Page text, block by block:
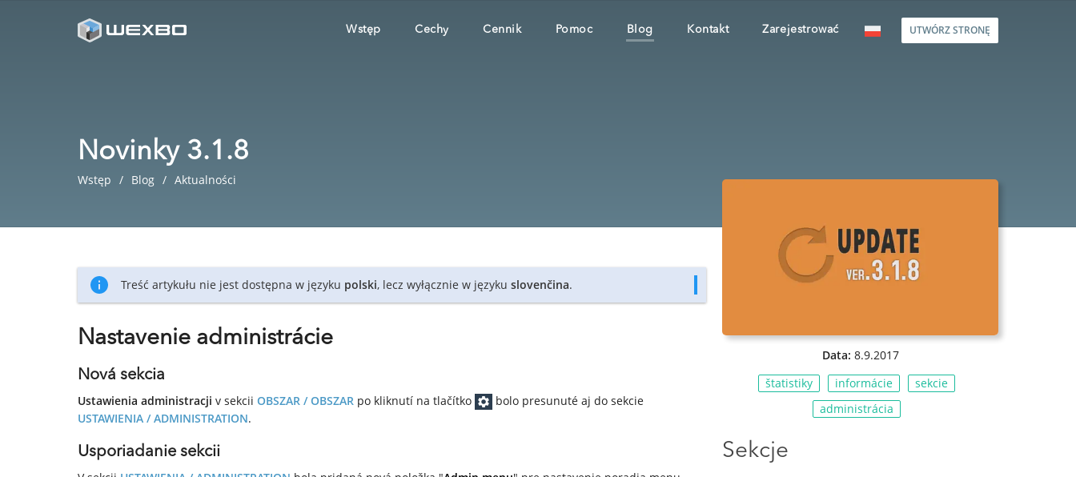
Wstęp Cechy Cennik Pomoc Blog Kontakt Zarejestrować UTWÓRZ STRONĘ
Novinky 3.1.8
Wstęp Blog Aktualności
Treść artykułu nie jest dostępna w języku polski, lecz wyłącznie w języku slovenčina.
Nastavenie administrácie
Nová sekcia
Ustawienia administracji v sekcii OBSZAR / OBSZAR po kliknutí na tlačítko
bolo presunuté aj do sekcie
USTAWIENIA / ADMINISTRATION.
Usporiadanie sekcii
Data: 8.9.2017
štatistiky
informácie
sekcie
administrácia
Sekcje